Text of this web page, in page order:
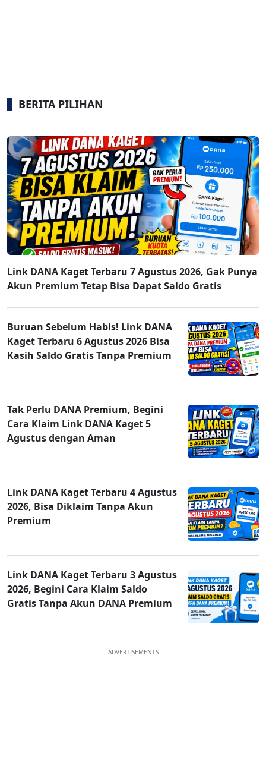
BERITA PILIHAN
Link DANA Kaget Terbaru 7 Agustus 2026, Gak Punya
Akun Premium Tetap Bisa Dapat Saldo Gratis
Buruan Sebelum Habis! Link DANA
Kaget Terbaru 6 Agustus 2026 Bisa
Kasih Saldo Gratis Tanpa Premium
Tak Perlu DANA Premium, Begini
Cara Klaim Link DANA Kaget 5
Agustus dengan Aman
Link DANA Kaget Terbaru 4 Agustus
2026, Bisa Diklaim Tanpa Akun
Premium
Link DANA Kaget Terbaru 3 Agustus
2026, Begini Cara Klaim Saldo
Gratis Tanpa Akun DANA Premium
ADVERTISEMENTS